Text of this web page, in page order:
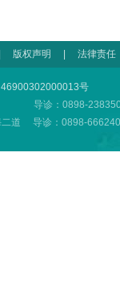
版权声明 法律责任
号
号 导诊：0898-
道 导诊：0898-